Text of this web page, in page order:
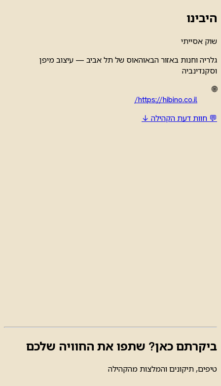
היבינו
שוק אסייתי
גלריה וחנות באזור הבאוהאוס של תל אביב — עיצוב מיפן
וסקנדינביה
🌐
https://hibino.co.il/
💬 חוות דעת הקהילה ↓
ביקרתם כאן? שתפו את החוויה שלכם
טיפים, תיקונים והמלצות מהקהילה